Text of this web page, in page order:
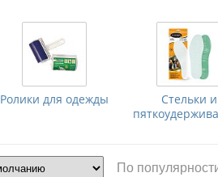
Ролики для одежды
Стельки и
По